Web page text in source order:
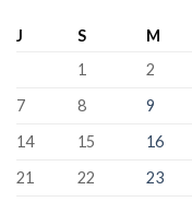
J S M
1
2
7
8 9
14
15 16
21
22 23